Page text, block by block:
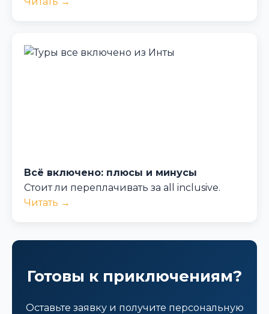
Всё включено: плюсы и минусы
Стоит ли переплачивать за all inclusive.
Читать →
Готовы к приключениям?
Оставьте заявку и получите персональную